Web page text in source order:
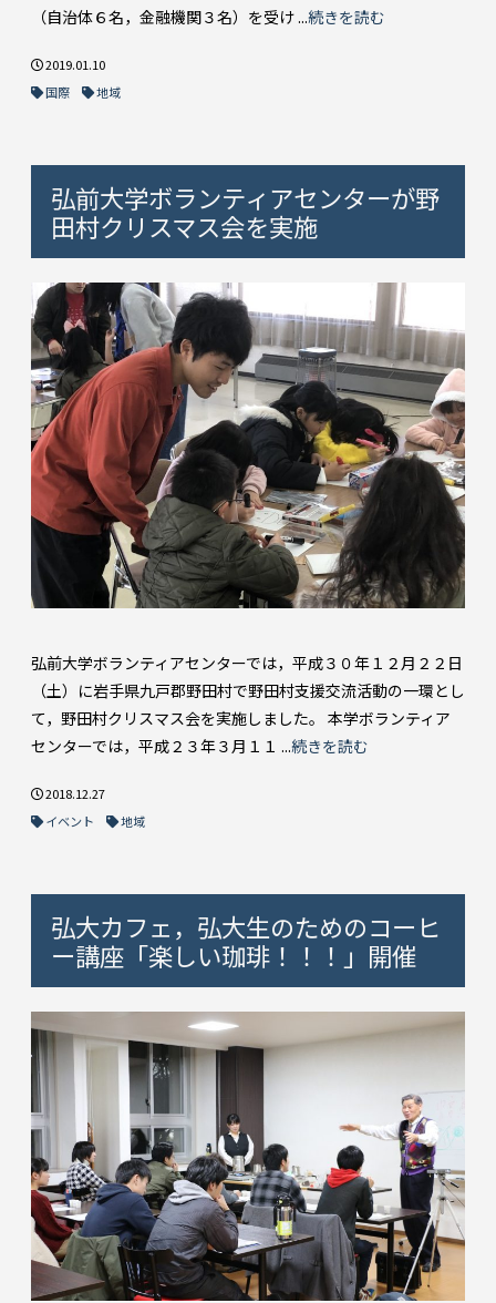
（自治体６名，金融機関３名）を受け ...続きを読む
2019.01.10
国際
地域
弘前大学ボランティアセンターが野
田村クリスマス会を実施
弘前大学ボランティアセンターでは，平成３０年１２月２２日
（土）に岩手県九戸郡野田村で野田村支援交流活動の一環とし
て，野田村クリスマス会を実施しました。 本学ボランティア
センターでは，平成２３年３月１１ ...続きを読む
2018.12.27
イベント
地域
弘大カフェ，弘大生のためのコーヒ
ー講座「楽しい珈琲！！！」開催